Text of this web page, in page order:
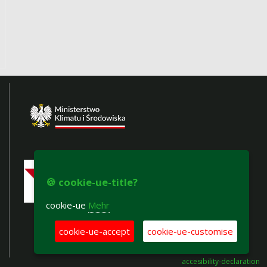
accesibility-declaration
🍪 cookie-ue-title?
cookie-ue Mehr
cookie-ue-accept cookie-ue-customise